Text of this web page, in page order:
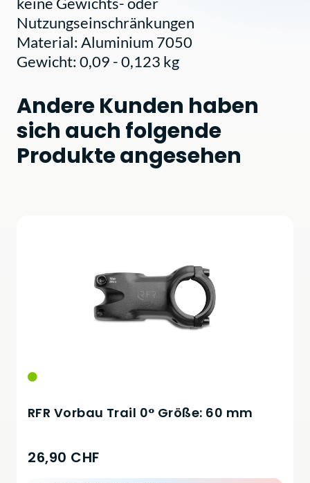
Nutzungseinschränkungen
Material: Aluminium 7050
Gewicht: 0,09 - 0,123 kg
Andere Kunden haben
sich auch folgende
Produkte angesehen
RFR Vorbau Trail 0° Größe: 60 mm
26,90 CHF